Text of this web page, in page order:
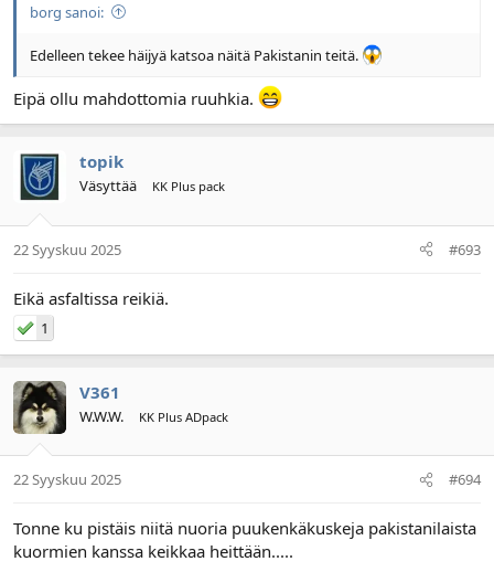
borg sanoi:
Edelleen tekee häijyä katsoa näitä Pakistanin teitä.
Eipä ollu mahdottomia ruuhkia.
topik
Väsyttää KK Plus pack
22 Syyskuu 2025 #693
Eikä asfaltissa reikiä.
1
V361
W.W.W. KK Plus ADpack
22 Syyskuu 2025 #694
Tonne ku pistäis niitä nuoria puukenkäkuskeja pakistanilaista
kuormien kanssa keikkaa heittään.....